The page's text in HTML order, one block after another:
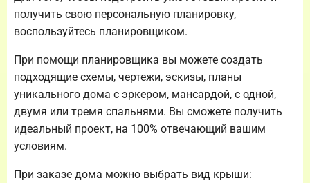
получить свою персональную планировку,
воспользуйтесь планировщиком.
При помощи планировщика вы можете создать
подходящие схемы, чертежи, эскизы, планы
уникального дома с эркером, мансардой, с одной,
двумя или тремя спальнями. Вы сможете получить
идеальный проект, на 100% отвечающий вашим
условиям.
При заказе дома можно выбрать вид крыши: